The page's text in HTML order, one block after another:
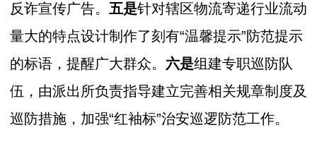
反诈宣传广告。 五是针对辖区物流寄递行业流动
量大的特点设计制作了刻有“温馨提示”防范提示
的标语，提醒广大群众。 六是组建专职巡防队
伍，由派出所负责指导建立完善相关规章制度及
巡防措施，加强“红袖标”治安巡逻防范工作。